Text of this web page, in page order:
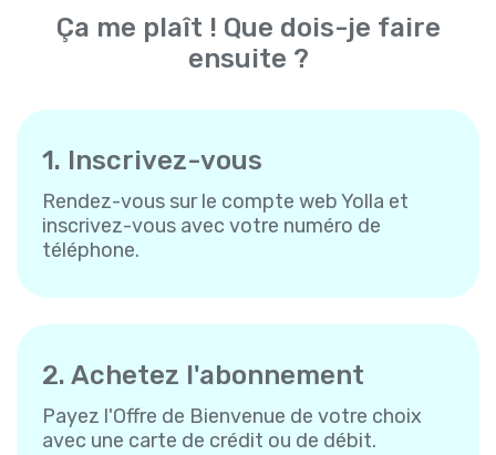
Ça me plaît ! Que dois-je faire
ensuite ?
1. Inscrivez-vous
Rendez-vous sur le compte web Yolla et
inscrivez-vous avec votre numéro de
téléphone.
2. Achetez l'abonnement
Payez l'Offre de Bienvenue de votre choix
avec une carte de crédit ou de débit.